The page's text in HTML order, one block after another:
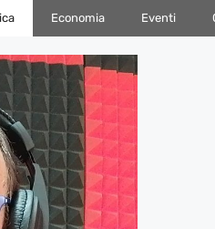
Economia Eventi